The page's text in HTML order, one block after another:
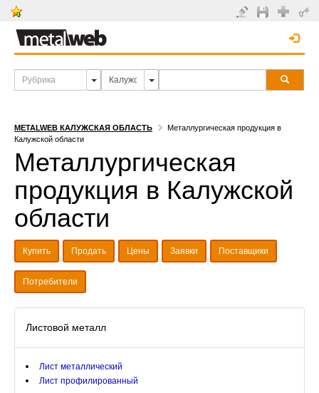
METALWEB КАЛУЖСКАЯ ОБЛАСТЬ
Металлургическая продукция в
Калужской области
Металлургическая
продукция в Калужской
области
Купить Продать Цены Заявки Поставщики
Потребители
Листовой металл
Лист металлический
Лист профилированный